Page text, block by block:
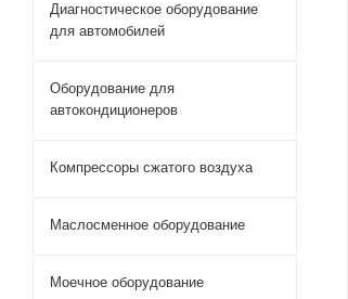
Диагностическое оборудование
для автомобилей
Оборудование для
автокондиционеров
Компрессоры сжатого воздуха
Маслосменное оборудование
Моечное оборудование